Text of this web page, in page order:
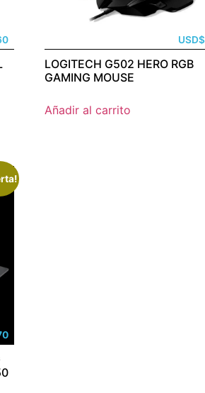
USD$
LOGITECH G502 HERO RGB
GAMING MOUSE
Añadir al carrito